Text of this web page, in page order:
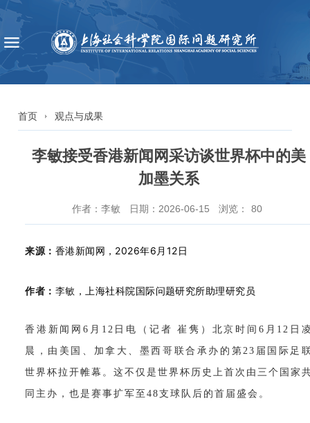
首页 观点与成果
李敏接受香港新闻网采访谈世界杯中的美
加墨关系
作者：李敏 日期：2026-06-15 浏览： 80
来源： 香港新闻网，2026年6月12日
作者： 李敏 ，上海社科院国际问题研究所助理研究员
香港新闻网 6月12日电（记者 崔隽）北京时间6月12日
晨，由美国、加拿大、墨西哥联合承办的第23届国际足
世界杯拉开帷幕。这不仅是世界杯历史上首次由三个国家
同主办，也是赛事扩军至48支球队后的首届盛会。